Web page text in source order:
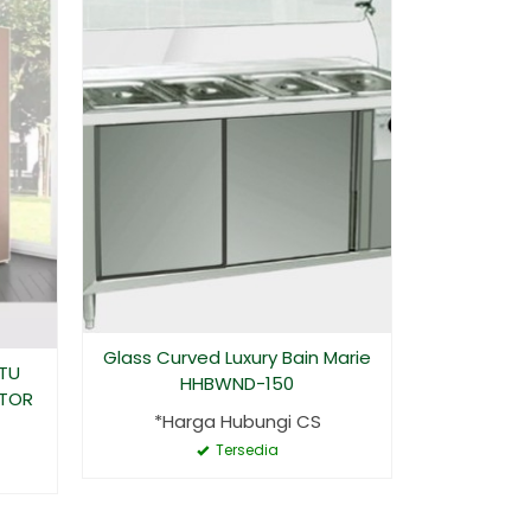
Glass Curved Luxury Bain Marie
HHBWND-150
*Harga Hubungi CS
Tersedia